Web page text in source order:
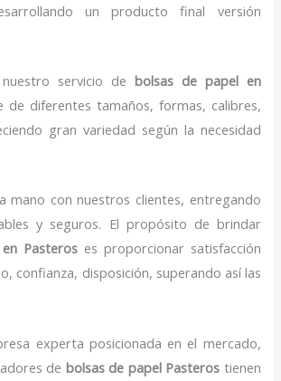
un producto final versión
servicio de bolsas de papel en
de diferentes tamaños, formas, calibres,
gran variedad según la necesidad
mano con nuestros clientes, entregando
y seguros. El propósito de brindar
en Pasteroses proporcionar satisfacción
confianza, disposición, superando así las
experta posicionada en el mercado,
de bolsas de papelPasteros tienen